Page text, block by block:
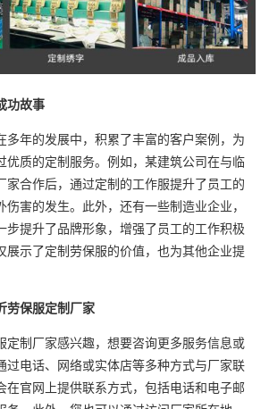
功故事
多年的发展中，积累了丰富的客户案例，为
优质的定制服务。例如，某建筑公司在与临
家合作后，通过定制的工作服提升了员工的
害的发生。此外，还有一些制造业企业，
步提升了品牌形象，增强了员工的工作积极
展示了定制劳保服的价值，也为其他企业提
劳保服定制厂家
定制厂家感兴趣，想要咨询更多服务信息或
过电话、网络或实体店等多种方式与厂家联
在官网上提供联系方式，包括电话和电子邮